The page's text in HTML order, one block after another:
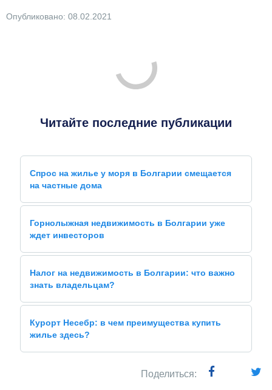
Опубликовано: 08.02.2021
Читайте последние публикации
Спрос на жилье у моря в Болгарии смещается
на частные дома
Горнолыжная недвижимость в Болгарии уже
ждет инвесторов
Налог на недвижимость в Болгарии: что важно
знать владельцам?
Курорт Несебр: в чем преимущества купить
жилье здесь?
Поделиться: